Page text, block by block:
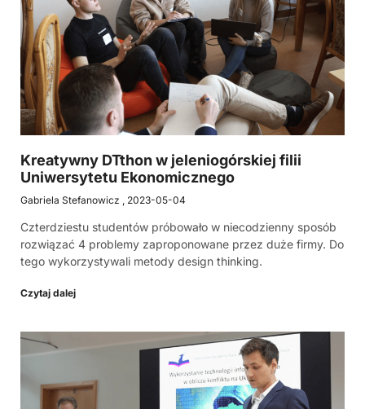
Kreatywny DTthon w jeleniogórskiej filii
Uniwersytetu Ekonomicznego
Gabriela Stefanowicz 2023-05-04
Czterdziestu studentów próbowało w niecodzienny sposób
rozwiązać 4 problemy zaproponowane przez duże firmy. Do
tego wykorzystywali metody design thinking.
Czytaj dalej